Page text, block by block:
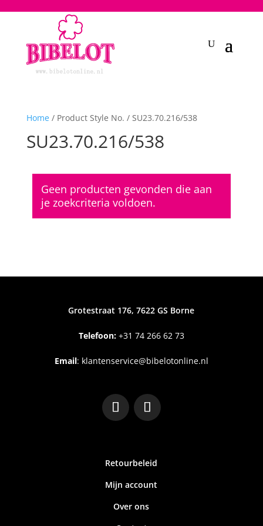
Home/ Product Style No. / SU23.70.216/538
SU23.70.216/538
Geen producten gevonden die aan
je zoekcriteria voldoen.
Grotestraat 176, 7622 GS Borne
Telefoon:+31 74 266 62 73
Email: klantenservice@bibelotonline.nl
Retourbeleid
Mijn account
Over ons